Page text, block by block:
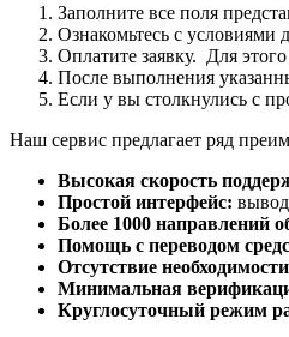
Заполните все поля
Ознакомьтесь с условиями
Оплатите заявку. Для
После выполнения
Если у вы столкнулись с
Наш сервис предлагает ряд
Высокая скорость
Простой интерфейс:
Более 1000 направлений
Помощь с переводом
Отсутствие
Минимальная
Круглосуточный режим